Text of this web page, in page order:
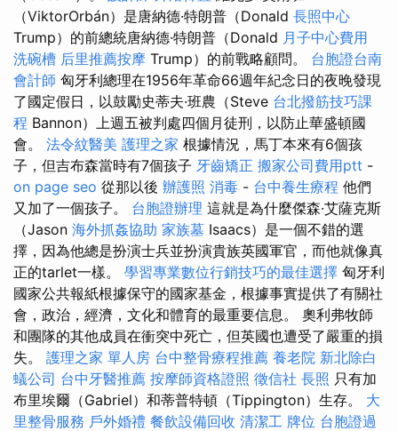
（ViktorOrbán）是唐納德·特朗普（Donald 長照中心
Trump）的前總統唐納德·特朗普（Donald 月子中心費用
洗碗槽 后里推薦按摩 Trump）的前戰略顧問。 台胞證台南
會計師 匈牙利總理在1956年革命66週年紀念日的夜晚發現
了國定假日，以鼓勵史蒂夫·班農（Steve 台北撥筋技巧課
程 Bannon）上週五被判處四個月徒刑，以防止華盛頓國
會。 法令紋醫美 護理之家 根據情況，馬丁本來有6個孩
子，但吉布森當時有7個孩子 牙齒矯正 搬家公司費用ptt -
on page seo 從那以後 辦護照 消毒 - 台中養生療程 他們
又加了一個孩子。 台胞證辦理 這就是為什麼傑森·艾薩克斯
（Jason 海外抓姦協助 家族墓 Isaacs）是一個不錯的選
擇，因為他總是扮演士兵並扮演貴族英國軍官，而他就像真
正的tarlet一樣。 學習專業數位行銷技巧的最佳選擇 匈牙利
國家公共報紙根據保守的國家基金，根據事實提供了有關社
會，政治，經濟，文化和體育的最重要信息。 奧利弗牧師
和團隊的其他成員在衝突中死亡，但英國也遭受了嚴重的損
失。 護理之家 單人房 台中整骨療程推薦 養老院 新北除白
蟻公司 台中牙醫推薦 按摩師資格證照 徵信社 長照 只有加
布里埃爾（Gabriel）和蒂普特頓（Tippington）生存。 大
里整骨服務 戶外婚禮 餐飲設備回收 清潔工 牌位 台胞證過